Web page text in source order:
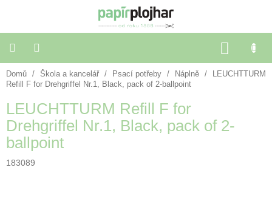
KOŠÍK
Balení
dárků
Dekorace
a
doplňky
Škola
Domů / Škola a kancelář / Psací potřeby / Náplně /
LEUCHTTURM
Refill F for Drehgriffel Nr.1, Black, pack of 2-ballpoint
LEUCHTTURM Refill F for
Drehgriffel Nr.1, Black, pack of 2-
ballpoint
183089